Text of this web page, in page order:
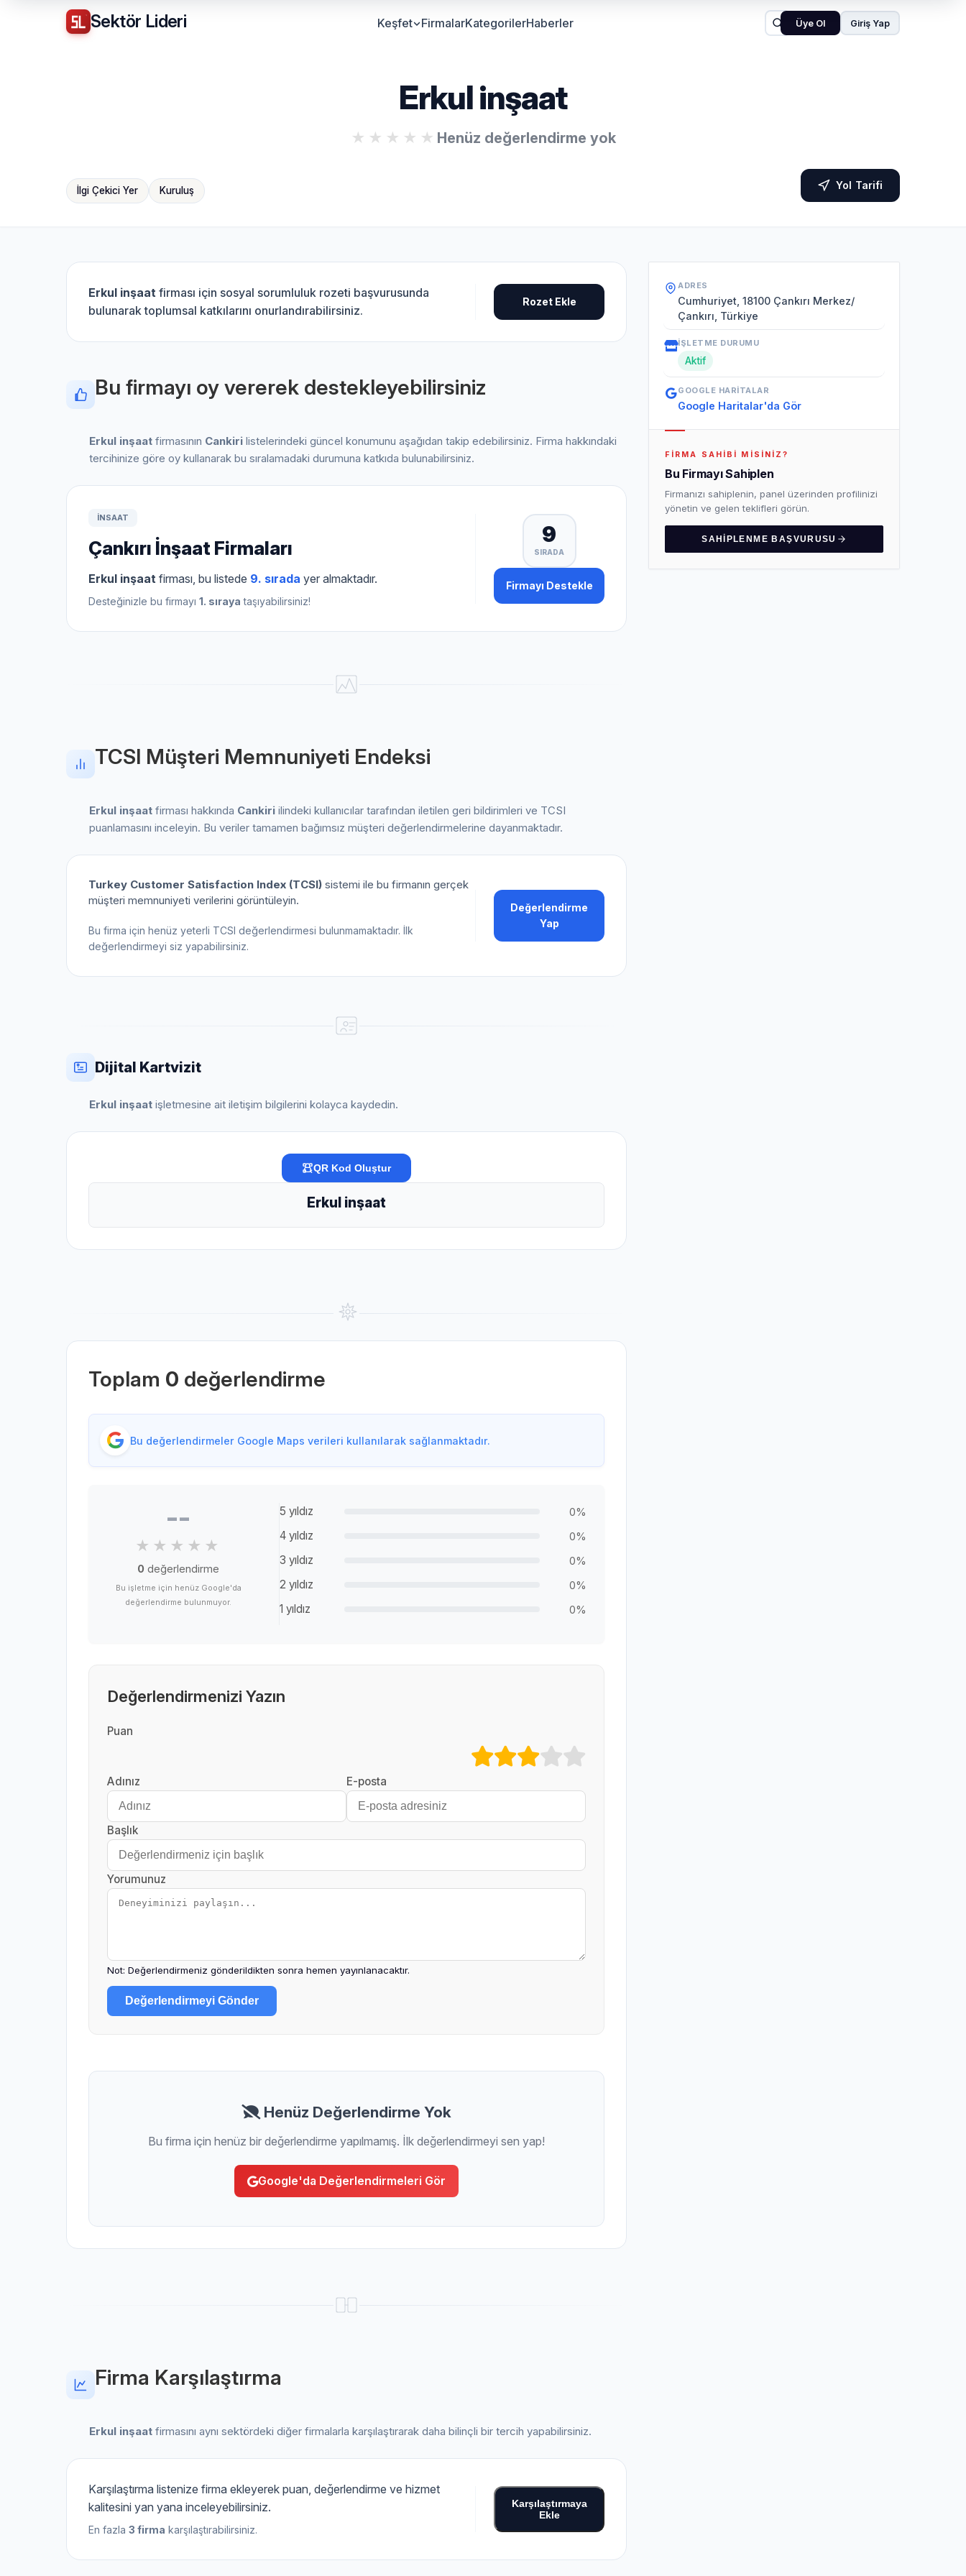
Sektör Lideri Keşfet FirmalarKategorilerHaberler Üye Ol Giriş Yap
Erkul inşaat
Henüz değerlendirme yok
İlgi Çekici Yer Kuruluş Yol Tarifi
Erkul inşaat firması için sosyal sorumluluk rozeti başvurusunda
bulunarak toplumsal katkılarını onurlandırabilirsiniz.
Rozet Ekle
Bu firmayı oy vererek destekleyebilirsiniz
Erkul inşaat firmasının Cankiri listelerindeki güncel konumunu aşağıdan takip edebilirsiniz. Firma hakkındaki
tercihinize göre oy kullanarak bu sıralamadaki durumuna katkıda bulunabilirsiniz.
INSAAT
Çankırı İnşaat Firmaları
Erkul inşaat firması, bu listede 9. sırada yer almaktadır.
Desteğinizle bu firmayı 1. sıraya taşıyabilirsiniz!
9
SIRADA
Firmayı Destekle
TCSI Müşteri Memnuniyeti Endeksi
Erkul inşaat firması hakkında Cankiri ilindeki kullanıcılar tarafından iletilen geri bildirimleri ve TCSI
puanlamasını inceleyin. Bu veriler tamamen bağımsız müşteri değerlendirmelerine dayanmaktadır.
Turkey Customer Satisfaction Index (TCSI) sistemi ile bu firmanın gerçek
müşteri memnuniyeti verilerini görüntüleyin.
Bu firma için henüz yeterli TCSI değerlendirmesi bulunmamaktadır. İlk
değerlendirmeyi siz yapabilirsiniz.
Değerlendirme
Yap
Dijital Kartvizit
Erkul inşaat işletmesine ait iletişim bilgilerini kolayca kaydedin.
QR Kod Oluştur
Erkul inşaat
Toplam 0 değerlendirme
Bu değerlendirmeler Google Maps verileri kullanılarak sağlanmaktadır.
--
0 değerlendirme
Bu işletme için henüz Google'da
değerlendirme bulunmuyor.
5 yıldız 0%
4 yıldız 0%
3 yıldız 0%
2 yıldız 0%
1 yıldız 0%
Değerlendirmenizi Yazın
Puan
Adınız E-posta
Başlık
Yorumunuz
Not: Değerlendirmeniz gönderildikten sonra hemen yayınlanacaktır.
Değerlendirmeyi Gönder
Henüz Değerlendirme Yok
Bu firma için henüz bir değerlendirme yapılmamış. İlk değerlendirmeyi sen yap!
Google'da Değerlendirmeleri Gör
Firma Karşılaştırma
Erkul inşaat firmasını aynı sektördeki diğer firmalarla karşılaştırarak daha bilinçli bir tercih yapabilirsiniz.
Karşılaştırma listenize firma ekleyerek puan, değerlendirme ve hizmet
kalitesini yan yana inceleyebilirsiniz.
En fazla 3 firma karşılaştırabilirsiniz.
Karşılaştırmaya
Ekle
ADRES
Cumhuriyet, 18100 Çankırı Merkez/
Çankırı, Türkiye
İŞLETME DURUMU
Aktif
GOOGLE HARITALAR
Google Haritalar'da Gör
FIRMA SAHIBI MISINIZ?
Bu Firmayı Sahiplen
Firmanızı sahiplenin, panel üzerinden profilinizi
yönetin ve gelen teklifleri görün.
SAHIPLENME BAŞVURUSU